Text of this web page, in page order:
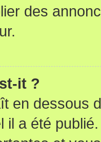
des
it ?
en dessous
il a été